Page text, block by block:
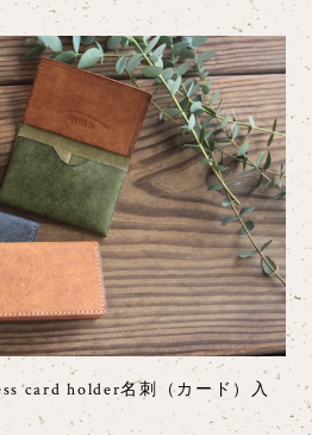
card holder名刺（カード）入